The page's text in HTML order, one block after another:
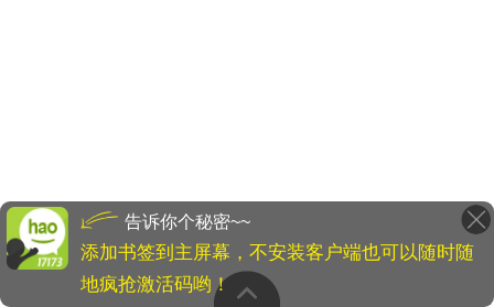
告诉你个秘密~~
添加书签到主屏幕，不安装客户端也可以随时随
地疯抢激活码哟！